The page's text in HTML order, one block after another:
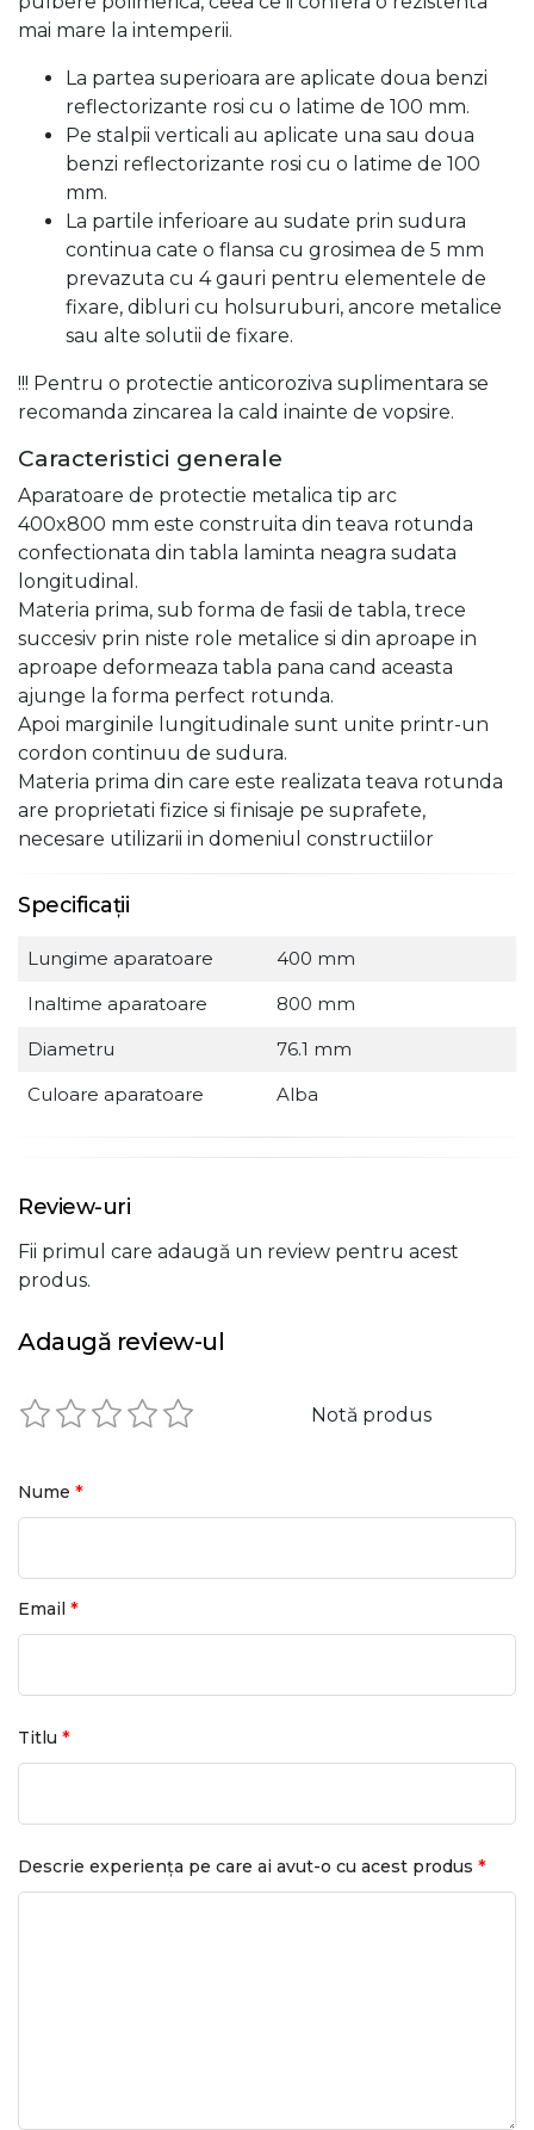
mai mare la intemperii.
La partea superioara are aplicate doua benzi
reflectorizante rosi cu o latime de 100 mm.
Pe stalpii verticali au aplicate una sau doua
benzi reflectorizante rosi cu o latime de 100
mm.
La partile inferioare au sudate prin sudura
continua cate o flansa cu grosimea de 5 mm
prevazuta cu 4 gauri pentru elementele de
fixare, dibluri cu holsuruburi, ancore metalice
sau alte solutii de fixare.
!!! Pentru o protectie anticoroziva suplimentara se
recomanda zincarea la cald inainte de vopsire.
Caracteristici generale
Aparatoare de protectie metalica tip arc
400x800 mm este construita din teava rotunda
confectionata din tabla laminta neagra sudata
longitudinal.
Materia prima, sub forma de fasii de tabla, trece
succesiv prin niste role metalice si din aproape in
aproape deformeaza tabla pana cand aceasta
ajunge la forma perfect rotunda.
Apoi marginile lungitudinale sunt unite printr-un
cordon continuu de sudura.
Materia prima din care este realizata teava rotunda
are proprietati fizice si finisaje pe suprafete,
necesare utilizarii in domeniul constructiilor
Specificații
Lungime aparatoare
400 mm
Inaltime aparatoare
800 mm
Diametru
76.1 mm
Culoare aparatoare
Alba
Review-uri
Fii primul care adaugă un review pentru acest
produs.
Adaugă review-ul
Notă produs
Nume *
Email *
Titlu *
Descrie experiența pe care ai avut-o cu acest produs *